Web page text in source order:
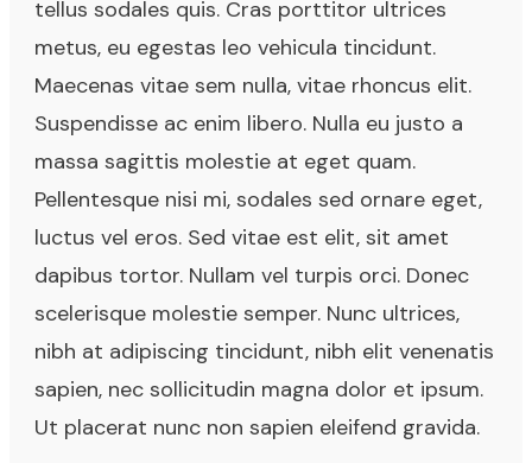
tellus sodales quis. Cras porttitor ultrices
metus, eu egestas leo vehicula tincidunt.
Maecenas vitae sem nulla, vitae rhoncus elit.
Suspendisse ac enim libero. Nulla eu justo a
massa sagittis molestie at eget quam.
Pellentesque nisi mi, sodales sed ornare eget,
luctus vel eros. Sed vitae est elit, sit amet
dapibus tortor. Nullam vel turpis orci. Donec
scelerisque molestie semper. Nunc ultrices,
nibh at adipiscing tincidunt, nibh elit venenatis
sapien, nec sollicitudin magna dolor et ipsum.
Ut placerat nunc non sapien eleifend gravida.